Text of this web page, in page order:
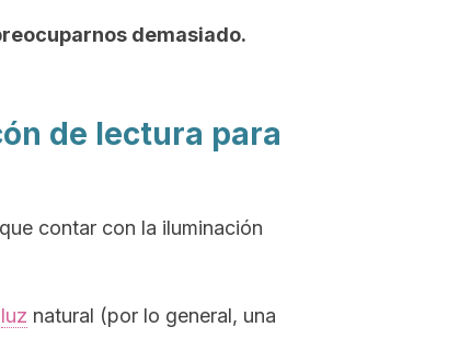
demasiado.
de lectura para
contar con la iluminación
luz natural (por lo general, una